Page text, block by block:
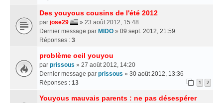
Des youyous cousins de l'été 2012
par jose29
» 23 août 2012, 15:48
Dernier message par MIDO » 09 sept. 2012, 21:59
Réponses : 3
problème oeil youyou
par prissous » 27 août 2012, 14:20
Dernier message par prissous » 30 août 2012, 13:36
Réponses : 13 1 2
Youyous mauvais parents : ne pas désespérer